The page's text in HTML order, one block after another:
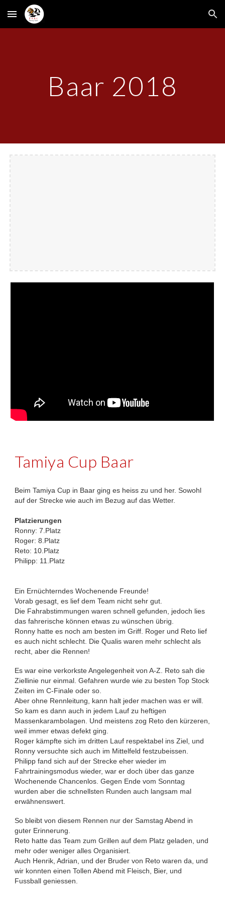
Skip to main content Skip to navigation
Baar 2018
Tamiya Cup Baar
Beim Tamiya Cup in Baar ging es heiss zu und her. Sowohl
auf der Strecke wie auch im Bezug auf das Wetter.
Platzierungen
Ronny: 7.Platz
Roger: 8.Platz
Reto: 10.Platz
Philipp: 11.Platz
Ein Ernüchterndes Wochenende Freunde!
Vorab gesagt, es lief dem Team nicht sehr gut.
Die Fahrabstimmungen waren schnell gefunden, jedoch lies
das fahrerische können etwas zu wünschen übrig.
Ronny hatte es noch am besten im Griff. Roger und Reto lief
es auch nicht schlecht. Die Qualis waren mehr schlecht als
recht, aber die Rennen!
Es war eine verkorkste Angelegenheit von A-Z. Reto sah die
Ziellinie nur einmal. Gefahren wurde wie zu besten Top Stock
Zeiten im C-Finale oder so.
Aber ohne Rennleitung, kann halt jeder machen was er will.
So kam es dann auch in jedem Lauf zu heftigen
Massenkarambolagen. Und meistens zog Reto den kürzeren,
weil immer etwas defekt ging.
Roger kämpfte sich im dritten Lauf respektabel ins Ziel, und
Ronny versuchte sich auch im Mittelfeld festzubeissen.
Philipp fand sich auf der Strecke eher wieder im
Fahrtrainingsmodus wieder, war er doch über das ganze
Wochenende Chancenlos. Gegen Ende vom Sonntag
wurden aber die schnellsten Runden auch langsam mal
erwähnenswert.
So bleibt von diesem Rennen nur der Samstag Abend in
guter Erinnerung.
Reto hatte das Team zum Grillen auf dem Platz geladen, und
mehr oder weniger alles Organisiert.
Auch Henrik, Adrian, und der Bruder von Reto waren da, und
wir konnten einen Tollen Abend mit Fleisch, Bier, und
Fussball geniessen.